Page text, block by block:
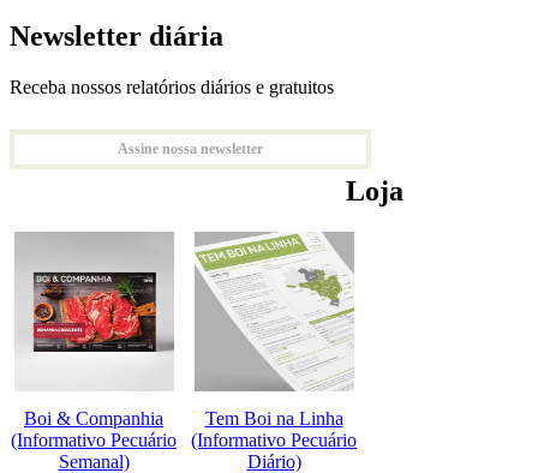
Newsletter diária
Receba nossos relatórios diários e gratuitos
Assine nossa newsletter
Loja
Boi & Companhia
(Informativo Pecuário
Semanal)
Tem Boi na Linha
(Informativo Pecuário
Diário)